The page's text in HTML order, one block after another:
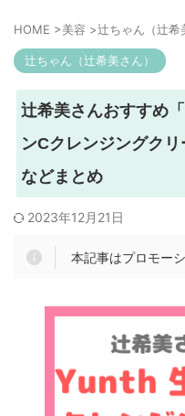
HOME >美容 >辻ちゃん（辻希
辻ちゃん（辻希美さん）
辻希美さんおすすめ
ンCクレンジングク
などまとめ
2023年12月21日
本記事はプロモー